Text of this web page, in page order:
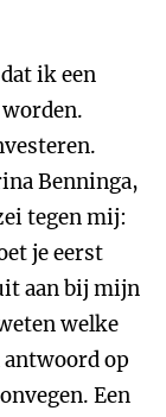
ik een
Benninga,
tegen mij:
je eerst
aan bij mijn
welke
antwoord op
Een